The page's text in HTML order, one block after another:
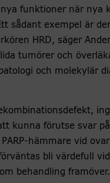
funktioner när nya
sådant exempel är
HRD, säger
tumörer och
och molekylär
kunna förutse svar på
hämmare vid
bli värdefull
behandling framöver.